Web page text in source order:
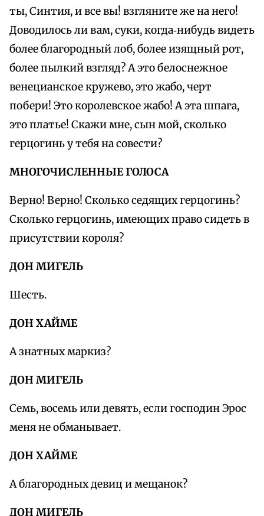
ты, Синтия, и все вы! взгляните же на него!
Доводилось ли вам, суки, когда‑нибудь видеть
более благородный лоб, более изящный рот,
более пылкий взгляд? А это белоснежное
венецианское кружево, это жабо, черт
побери! Это королевское жабо! А эта шпага,
это платье! Скажи мне, сын мой, сколько
герцогинь у тебя на совести?
МНОГОЧИСЛЕННЫЕ ГОЛОСА
Верно! Верно! Сколько седящих герцогинь?
Сколько герцогинь, имеющих право сидеть в
присутствии короля?
ДОН МИГЕЛЬ
Шесть.
ДОН ХАЙМЕ
А знатных маркиз?
ДОН МИГЕЛЬ
Семь, восемь или девять, если господин Эрос
меня не обманывает.
ДОН ХАЙМЕ
А благородных девиц и мещанок?
ДОН МИГЕЛЬ